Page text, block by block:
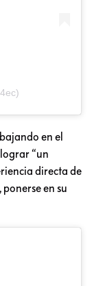
en el
“un
directa de
en su